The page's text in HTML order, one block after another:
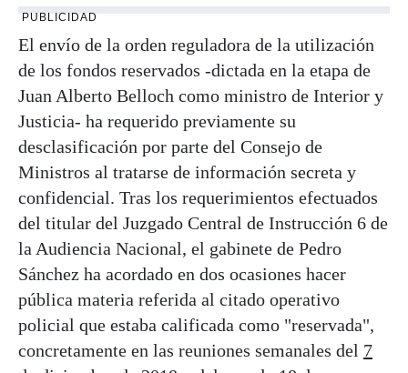
PUBLICIDAD
El envío de la orden reguladora de la utilización
de los fondos reservados -dictada en la etapa de
Juan Alberto Belloch como ministro de Interior y
Justicia- ha requerido previamente su
desclasificación por parte del Consejo de
Ministros al tratarse de información secreta y
confidencial. Tras los requerimientos efectuados
del titular del Juzgado Central de Instrucción 6 de
la Audiencia Nacional, el gabinete de Pedro
Sánchez ha acordado en dos ocasiones hacer
pública materia referida al citado operativo
policial que estaba calificada como "reservada",
concretamente en las reuniones semanales del 7